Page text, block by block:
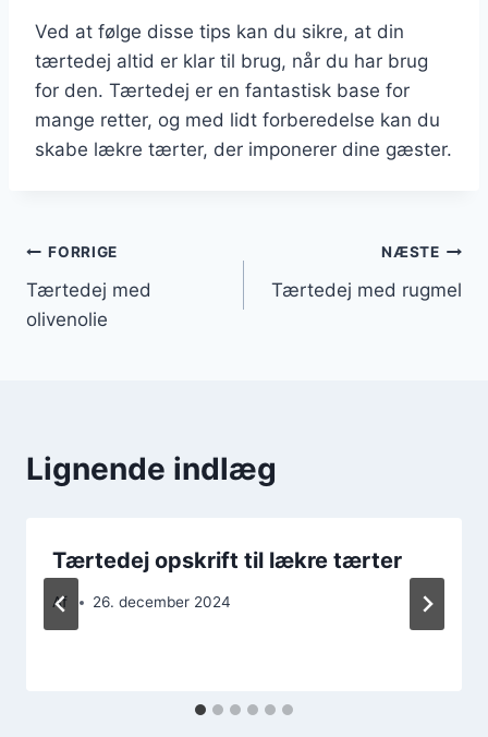
Ved at følge disse tips kan du sikre, at din
tærtedej altid er klar til brug, når du har brug
for den. Tærtedej er en fantastisk base for
mange retter, og med lidt forberedelse kan du
skabe lækre tærter, der imponerer dine gæster.
Indlægsnavigation
FORRIGE
Tærtedej med
olivenolie
NÆSTE
Tærtedej med rugmel
Lignende indlæg
Tærtedej opskrift til lækre tærter
Af 26. december 2024